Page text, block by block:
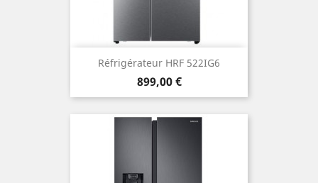
Réfrigérateur HRF 522IG6
Prix
899,00 €